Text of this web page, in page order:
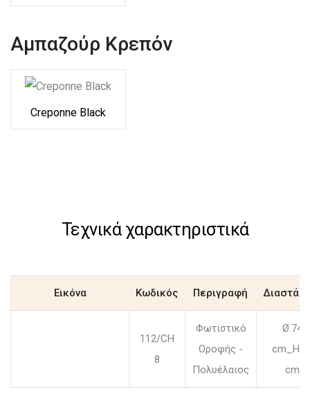
Αμπαζούρ Κρεπόν
Creponne Black
Τεχνικά χαρακτηριστικά
Εικόνα Κωδικός Περιγραφή
112/CH
8
Φωτιστικό
Οροφής -
Πολυέλαιος
Ø.74
cm